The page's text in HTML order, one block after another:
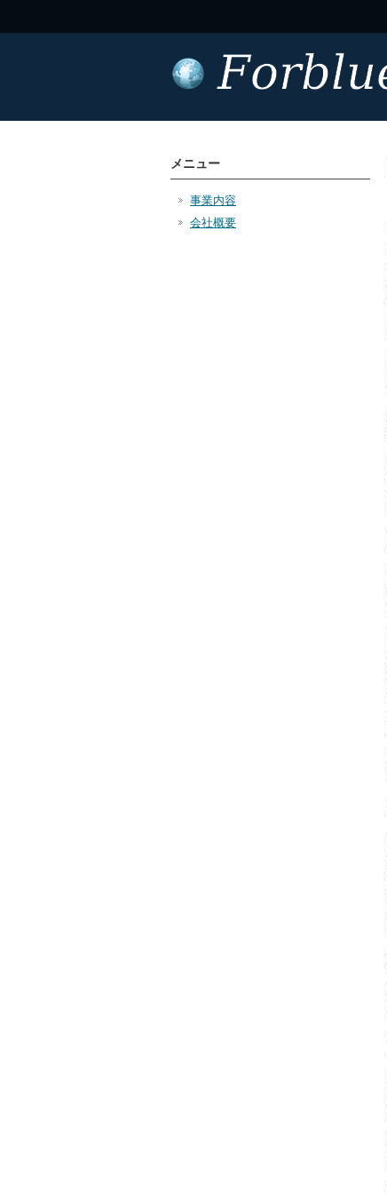
メニュー
事業内容
会社概要